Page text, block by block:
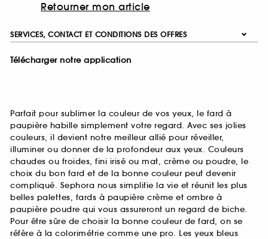
Retourner mon article
SERVICES, CONTACT ET CONDITIONS DES OFFRES
Télécharger notre application
Parfait pour sublimer la couleur de vos yeux, le fard à
paupière habille simplement votre regard. Avec ses jolies
couleurs, il devient notre meilleur allié pour réveiller,
illuminer ou donner de la profondeur aux yeux. Couleurs
chaudes ou froides, fini irisé ou mat, crème ou poudre, le
choix du bon fard et de la bonne couleur peut devenir
compliqué. Sephora nous simplifie la vie et réunit les plus
belles palettes, fards à paupière crème et ombre à
paupière poudre qui vous assureront un regard de biche.
Pour être sûre de choisir la bonne couleur de fard, on se
réfère à la colorimétrie comme une pro. Les yeux bleus